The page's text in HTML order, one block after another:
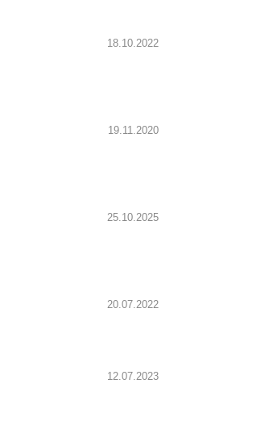
18.10.2022
19.11.2020
25.10.2025
20.07.2022
12.07.2023